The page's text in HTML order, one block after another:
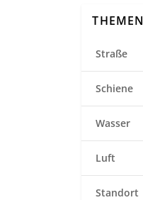
THEMEN
Straße
Schiene
Wasser
Luft
Standort